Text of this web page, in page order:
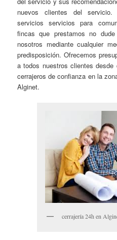
nuevos clientes del
servicios servicios para
fincas que prestamos no
nosotros mediante cualquier
predisposición. Ofrecemos
a todos nuestros clientes
cerrajeros de confianza en la
Alginet.
cerrajería 24h en